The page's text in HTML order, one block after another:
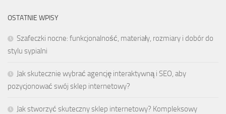
OSTATNIE WPISY
Szafeczki nocne: funkcjonalność, materiały, rozmiary i dobór do
stylu sypialni
Jak skutecznie wybrać agencję interaktywną i SEO, aby
pozycjonować swój sklep internetowy?
Jak stworzyć skuteczny sklep internetowy? Kompleksowy